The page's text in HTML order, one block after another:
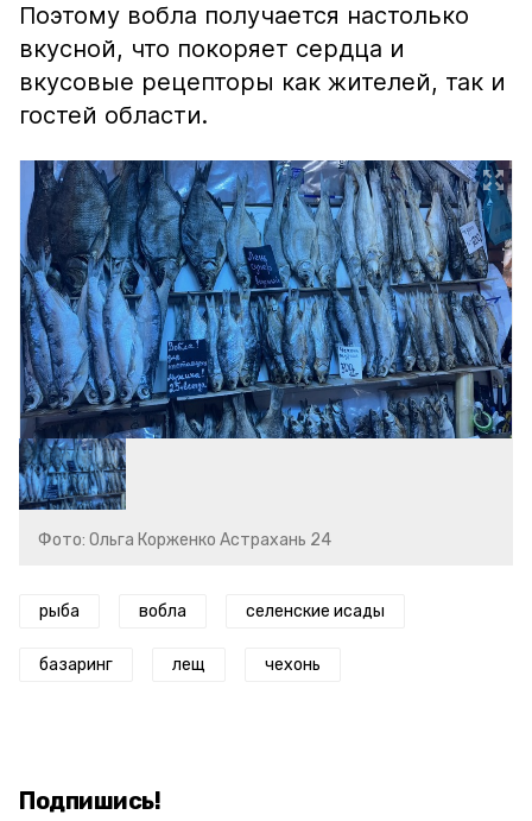
Поэтому вобла получается настолько
вкусной, что покоряет сердца и
вкусовые рецепторы как жителей, так и
гостей области.
Фото: Ольга Корженко Астрахань 24
рыба вобла селенские исады
базаринг лещ чехонь
Подпишись!